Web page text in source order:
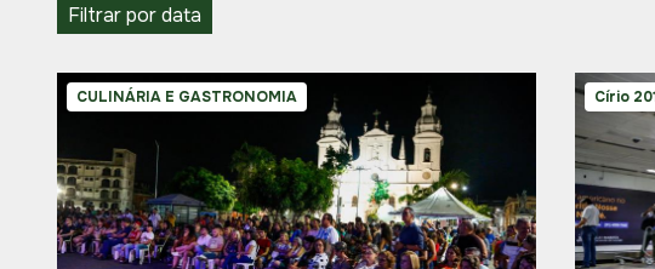
Filtrar por data
CULINÁRIA E GASTRONOMIA Círio